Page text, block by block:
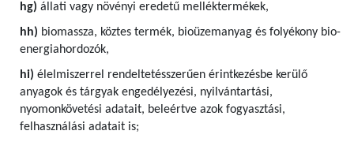
hg) állati vagy növényi eredetű melléktermékek,
hh) biomassza, köztes termék, bioüzemanyag és folyékony bio-
energiahordozók,
hi) élelmiszerrel rendeltetésszerűen érintkezésbe kerülő
anyagok és tárgyak engedélyezési, nyilvántartási,
nyomonkövetési adatait, beleértve azok fogyasztási,
felhasználási adatait is;